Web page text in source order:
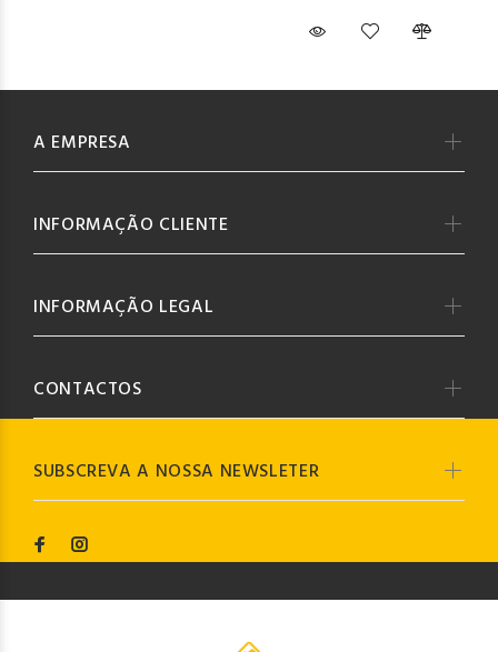
SUBSCREVA A NOSSA NEWSLETER
A EMPRESA
INFORMAÇÃO CLIENTE
INFORMAÇÃO LEGAL
CONTACTOS